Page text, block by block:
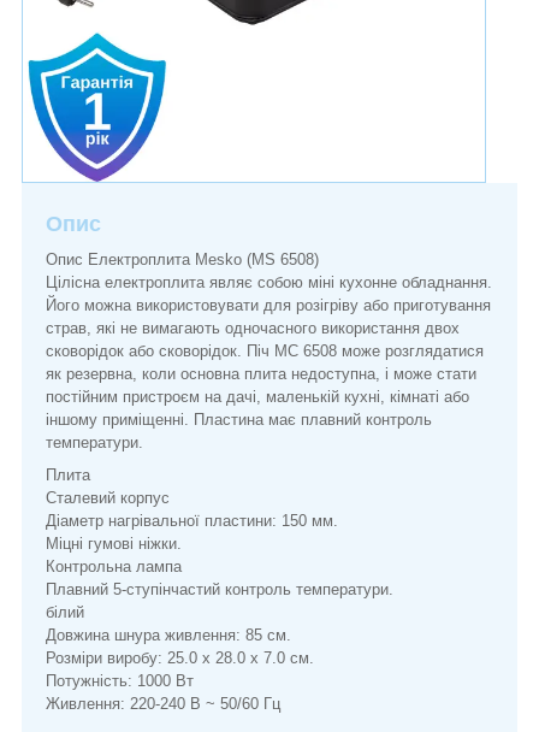
Опис
Опис Електроплита Mesko (MS 6508)
Цілісна електроплита являє собою міні кухонне обладнання.
Його можна використовувати для розігріву або приготування
страв, які не вимагають одночасного використання двох
сковорідок або сковорідок. Піч МС 6508 може розглядатися
як резервна, коли основна плита недоступна, і може стати
постійним пристроєм на дачі, маленькій кухні, кімнаті або
іншому приміщенні. Пластина має плавний контроль
температури.
Плита
Сталевий корпус
Діаметр нагрівальної пластини: 150 мм.
Міцні гумові ніжки.
Контрольна лампа
Плавний 5-ступінчастий контроль температури.
білий
Довжина шнура живлення: 85 см.
Розміри виробу: 25.0 x 28.0 x 7.0 см.
Потужність: 1000 Вт
Живлення: 220-240 В ~ 50/60 Гц